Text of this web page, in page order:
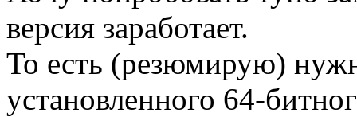
версия заработает.
То есть (резюмирую)
установленного 64-